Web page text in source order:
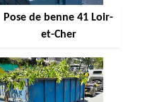
Pose de benne 41 Loir-
et-Cher